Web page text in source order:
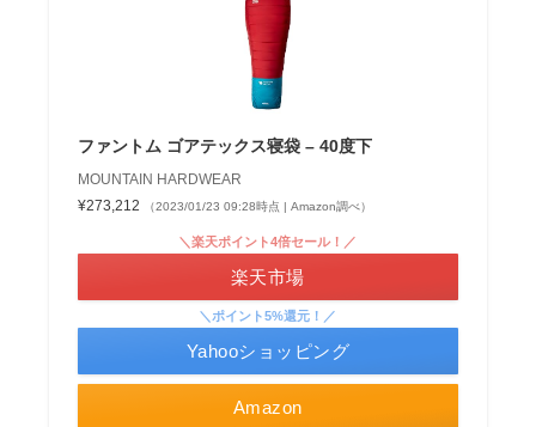
ファントム ゴアテックス寝袋 – 40度下
MOUNTAIN HARDWEAR
¥273,212
（2023/01/23 09:28時点 | Amazon調べ）
Amazon
＼楽天ポイント4倍セール！／
楽天市場
＼ポイント5%還元！／
Yahooショッピング